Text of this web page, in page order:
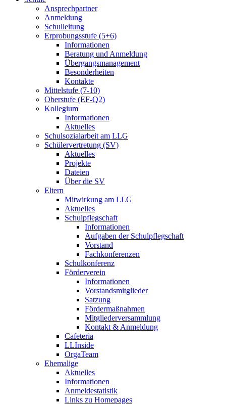
Ansprechpartner
Anmeldung
Schulleitung
Erprobungsstufe (5+6)
Informationen
Beratung und Anmeldung
Übergangsmanagement
Besonderheiten
Kontakte
Mittelstufe (7-10)
Oberstufe (EF-Q2)
Kollegium
Informationen
Aktuelles
Schulsozialarbeit am LLG
Schülervertretung (SV)
Aktuelles
Projekte
Dateien
Über die SV
Eltern
Mitwirkung am LLG
Aktuelles
Schulpflegschaft
Informationen
Aufgaben der Schulpflegschaft
Vorstand
Fachkonferenzen
Schulkonferenz
Förderverein
Informationen
Vorstandsmitglieder
Satzung
Fördermaßnahmen
Mitgliederversammlung
Kontakt & Anmeldung
Cafeteria
LLInside
OrgaTeam
Ehemalige
Aktuelles
Informationen
Anmeldestatistik
Links zu Homepages